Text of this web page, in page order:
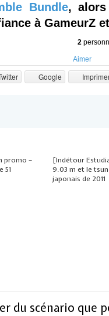
Bundle, alors
à GameurZ
2
Aimer
Google
promo –
51
[Indétour
9.03 m et le
japonais de 2011
du scénario que